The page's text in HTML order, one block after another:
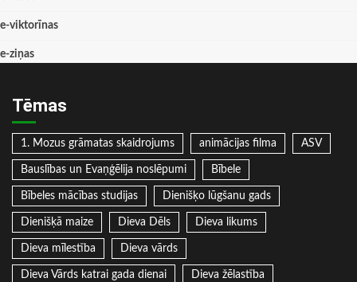
e-viktorīnas
e-ziņas
Tēmas
1. Mozus grāmatas skaidrojums animācijas filma ASV
Bauslības un Evaņģēlija noslēpumi Bībele
Bībeles mācības studijas Dienišķo lūgšanu gads
Dienišķā maize Dieva Dēls Dieva likums
Dieva mīlestība Dieva vārds
Dieva Vārds katrai gada dienai Dieva žēlastība